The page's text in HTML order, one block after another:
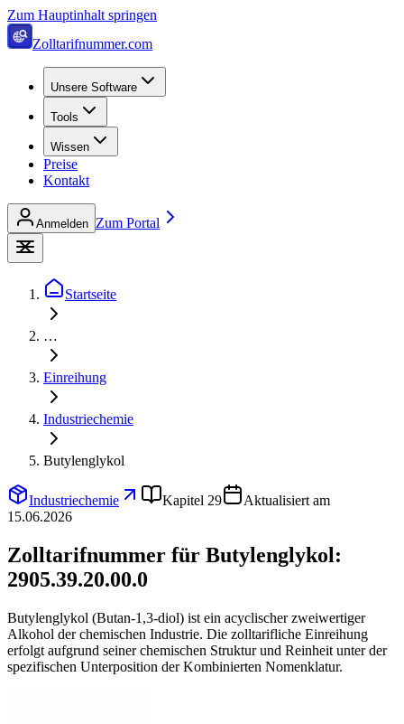
Zum Hauptinhalt springen
Zolltarifnummer.com
Unsere Software
Tools
Wissen
Preise
Kontakt
Anmelden Zum Portal
Startseite
…
Einreihung
Industriechemie
Butylenglykol
Industriechemie Kapitel 29
Aktualisiert am
15.06.2026
Zolltarifnummer für Butylenglykol:
2905.39.20.00.0
Butylenglykol (Butan-1,3-diol) ist ein acyclischer zweiwertiger
Alkohol der chemischen Industrie. Die zolltarifliche Einreihung
erfolgt aufgrund seiner chemischen Struktur und Reinheit unter der
spezifischen Unterposition der Kombinierten Nomenklatur.